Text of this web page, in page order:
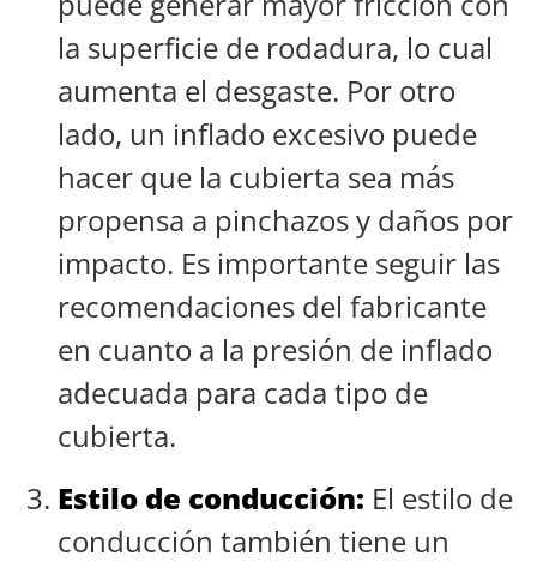
la superficie de rodadura, lo cual
aumenta el desgaste. Por otro
lado, un inflado excesivo puede
hacer que la cubierta sea más
propensa a pinchazos y daños por
impacto. Es importante seguir las
recomendaciones del fabricante
en cuanto a la presión de inflado
adecuada para cada tipo de
cubierta.
Estilo de conducción: El estilo de
conducción también tiene un